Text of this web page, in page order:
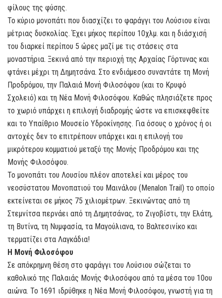
φίλους της φύσης.
Το κύριο μονοπάτι που διασχίζει το φαράγγι του Λούσιου είναι
μέτριας δυσκολίας. Έχει μήκος περίπου 10χλμ. και η διάσχισή
του διαρκεί περίπου 5 ώρες μαζί με τις στάσεις στα
μοναστήρια. Ξεκινά από την περιοχή της Αρχαίας Γόρτυνας και
φτάνει μέχρι τη Δημητσάνα. Στο ενδιάμεσο συναντάτε τη Μονή
Προδρόμου, την Παλαιά Μονή Φιλοσόφου (και το Κρυφό
Σχολειό) και τη Νέα Μονή Φιλοσόφου. Καθώς πλησιάζετε προς
το χωριό υπάρχει η επιλογή διαδρομής ώστε να επισκεφθείτε
και το Υπαίθριο Μουσείο Υδροκίνησης. Για όσους ο χρόνος ή οι
αντοχές δεν το επιτρέπουν υπάρχει και η επιλογή του
μικρότερου κομματιού μεταξύ της Μονής Προδρόμου και της
Μονής Φιλοσόφου.
Το μονοπάτι του Λουσίου πλέον αποτελεί και μέρος του
νεοσύστατου Μονοπατιού του Μαινάλου (Menalon Trail) το οποίο
εκτείνεται σε μήκος 75 χιλιομέτρων. Ξεκινώντας από τη
Στεμνίτσα περνάει από τη Δημητσάνας, το Ζιγοβίστι, την Ελάτη,
τη Βυτίνα, τη Νυμφασία, τα Μαγούλιανα, το Βαλτεσινίκο και
τερματίζει στα Λαγκάδια!
Η Μονή Φιλοσόφου
Σε απόκρημνη θέση στο φαράγγι του Λούσιου σώζεται το
καθολικό της Παλαιάς Μονής Φιλοσόφου από τα μέσα του 10ου
αιώνα. Το 1691 ιδρύθηκε η Νέα Μονή Φιλοσόφου, γνωστή για τη